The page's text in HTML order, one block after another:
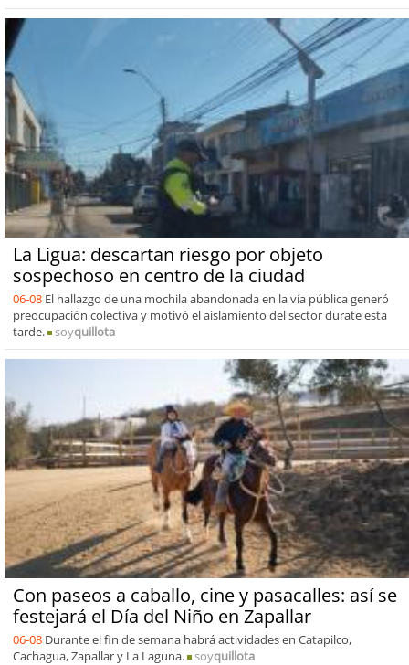
La Ligua: descartan riesgo por objeto
sospechoso en centro de la ciudad
06-08 El hallazgo de una mochila abandonada en la vía pública generó
preocupación colectiva y motivó el aislamiento del sector durate esta
tarde.
soyquillota
Con paseos a caballo, cine y pasacalles: así se
festejará el Día del Niño en Zapallar
06-08 Durante el fin de semana habrá actividades en Catapilco,
Cachagua, Zapallar y La Laguna.
soyquillota